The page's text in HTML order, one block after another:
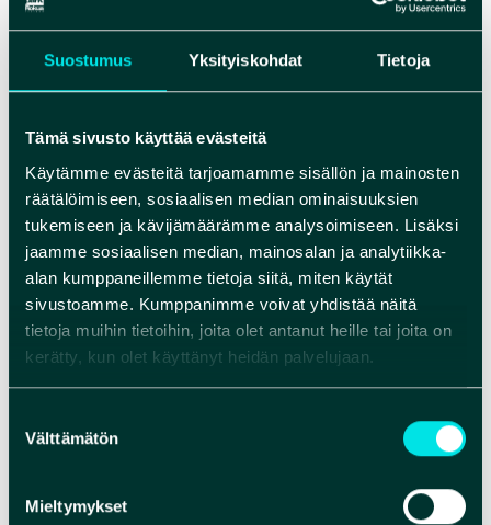
Suostumus Yksityiskohdat Tietoja
Tämä sivusto käyttää evästeitä
Käytämme evästeitä tarjoamamme sisällön ja mainosten
räätälöimiseen, sosiaalisen median ominaisuuksien
tukemiseen ja kävijämäärämme analysoimiseen. Lisäksi
jaamme sosiaalisen median, mainosalan ja analytiikka-
alan kumppaneillemme tietoja siitä, miten käytät
sivustoamme. Kumppanimme voivat yhdistää näitä
tietoja muihin tietoihin, joita olet antanut heille tai joita on
kerätty, kun olet käyttänyt heidän palvelujaan.
valinta
Välttämätön
Mieltymykset